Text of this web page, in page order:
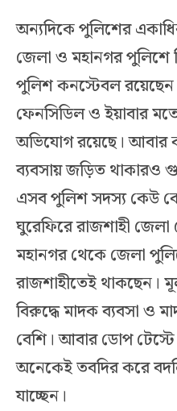
অন্যদিকে পুলিশের
জেলা ও মহানগর পুলিশে
পুলিশ কনস্টেবল রয়েছেন
ফেনসিডিল ও ইয়াবার
অভিযোগ রয়েছে। আবার
ব্যবসায় জড়িত থাকারও
এসব পুলিশ সদস্য কেউ
ঘুরেফিরে রাজশাহী
মহানগর থেকে জেলা
রাজশাহীতেই থাকছেন।
বিরুদ্ধে মাদক ব্যবসা ও
বেশি। আবার ডোপ
অনেকেই তবদির করে
যাচ্ছেন।